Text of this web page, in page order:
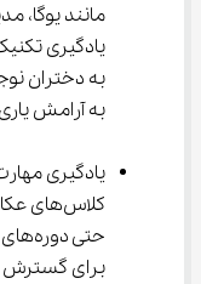
مانند یوگا،
به دختران
به آرامش